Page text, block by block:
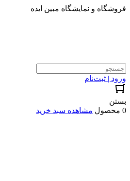
فروشگاه و نمایشگاه مبین ایده
ورود | ثبت‌نام
بستن
0 محصول
مشاهده سبد خرید